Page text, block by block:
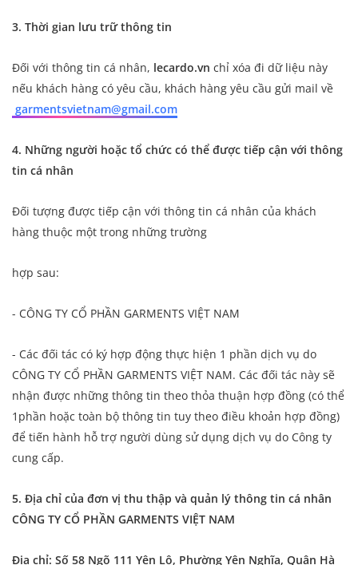
3. Thời gian lưu trữ thông tin
Đối với thông tin cá nhân, lecardo.vn chỉ xóa đi dữ liệu này
nếu khách hàng có yêu cầu, khách hàng yêu cầu gửi mail về
garmentsvietnam@gmail.com
4. Những người hoặc tổ chức có thể được tiếp cận với thông
tin cá nhân
Đối tượng được tiếp cận với thông tin cá nhân của khách
hàng thuộc một trong những trường
hợp sau:
- CÔNG TY CỔ PHẦN GARMENTS VIỆT NAM
- Các đối tác có ký hợp động thực hiện 1 phần dịch vụ do
CÔNG TY CỔ PHẦN GARMENTS VIỆT NAM. Các đối tác này sẽ
nhận được những thông tin theo thỏa thuận hợp đồng (có thể
1phần hoặc toàn bộ thông tin tuy theo điều khoản hợp đồng)
để tiến hành hỗ trợ người dùng sử dụng dịch vụ do Công ty
cung cấp.
5. Địa chỉ của đơn vị thu thập và quản lý thông tin cá nhân
CÔNG TY CỔ PHẦN GARMENTS VIỆT NAM
Địa chỉ: Số 58 Ngõ 111 Yên Lộ, Phường Yên Nghĩa, Quận Hà